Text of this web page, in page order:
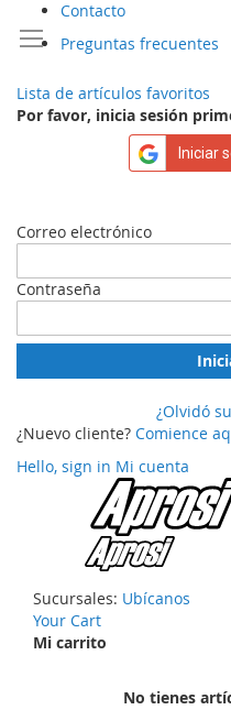
Contacto
Preguntas frecuentes
Lista de artículos favoritos
Por favor, inicia sesión
Iniciar
Correo electrónico
Contraseña
¿Olvidó
¿Nuevo cliente? Comience
Hello, sign in Mi cuenta
Sucursales: Ubícanos
Your Cart
Mi carrito
No tienes